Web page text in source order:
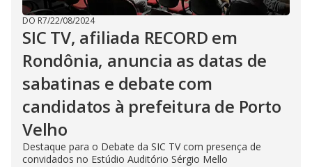
DO R7/22/08/2024
SIC TV, afiliada RECORD em
Rondônia, anuncia as datas de
sabatinas e debate com
candidatos à prefeitura de Porto
Velho
Destaque para o Debate da SIC TV com presença de
convidados no Estúdio Auditório Sérgio Mello